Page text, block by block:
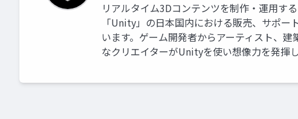
リアルタイム3Dコンテンツを制作・運用す
「Unity」の日本国内における販売、サポ
います。ゲーム開発者からアーティスト、
なクリエイターがUnityを使い想像力を発揮し